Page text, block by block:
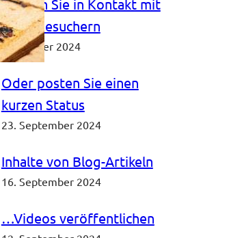
Bleiben Sie in Kontakt mit
Ihren Besuchern
3. Oktober 2024
Oder posten Sie einen
kurzen Status
23. September 2024
Inhalte von Blog-Artikeln
16. September 2024
…Videos veröffentlichen